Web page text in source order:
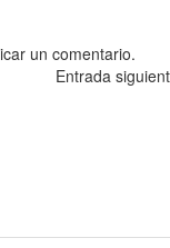
un comentario.
Entrada